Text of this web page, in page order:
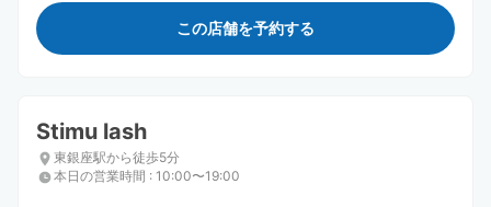
この店舗を予約する
Stimu lash
東銀座駅から徒歩5分
本日の営業時間 : 10:00〜19:00